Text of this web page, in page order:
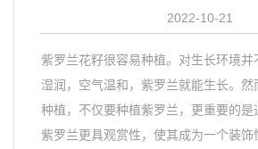
2022-10-21
紫罗兰花籽很容易种植。对生长环境并
湿润，空气温和，紫罗兰就能生长。
种植，不仅要种植紫罗兰，更重要的是
紫罗兰更具观赏性，使其成为一个装饰